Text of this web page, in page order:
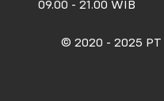
09.00 - 21.00 WIB
© 2020 - 2025 PT